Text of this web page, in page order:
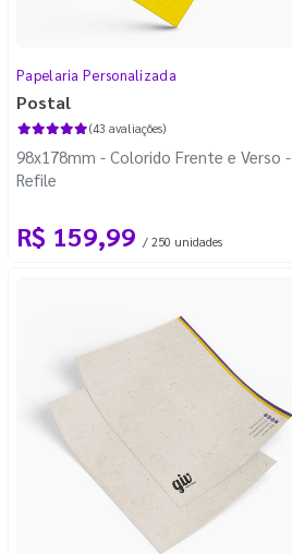
Papelaria Personalizada
Postal
(43 avaliações)
98x178mm - Colorido Frente e Verso -
Refile
R$ 159,99 / 250 unidades